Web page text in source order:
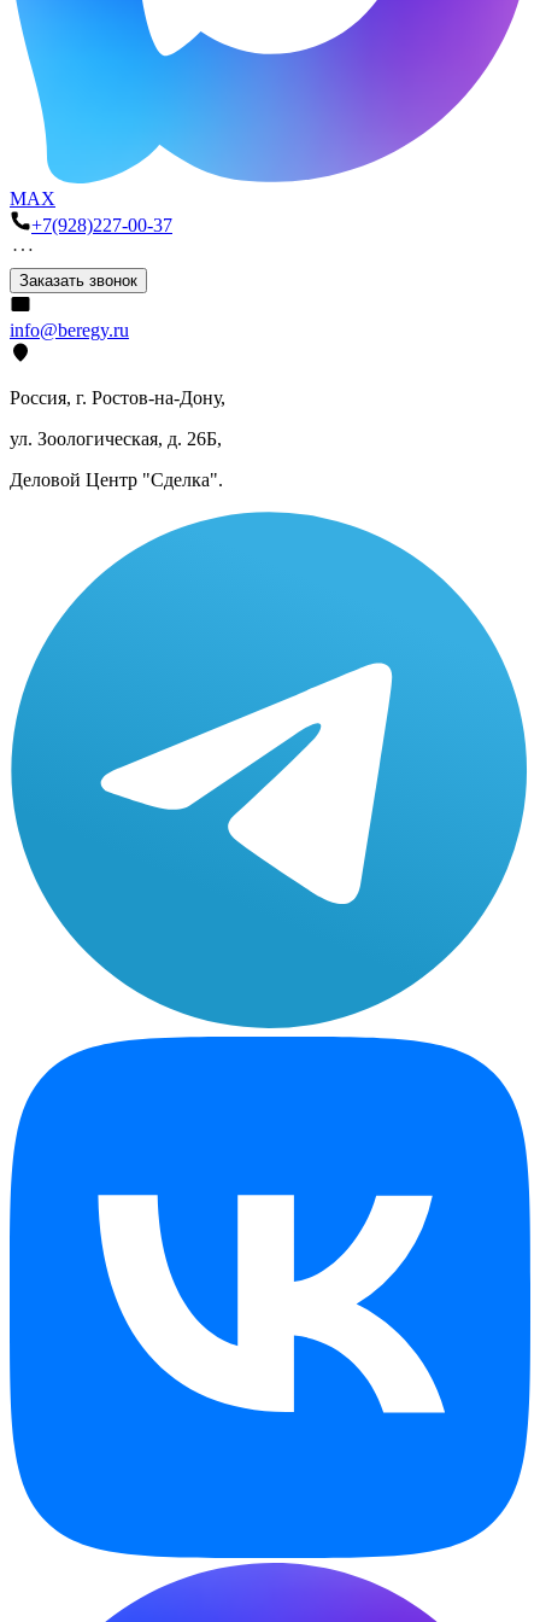
MAX
+7(928)227-00-37
Заказать звонок
info@beregy.ru
Россия, г. Ростов-на-Дону,
ул. Зоологическая, д. 26Б,
Деловой Центр "Сделка".